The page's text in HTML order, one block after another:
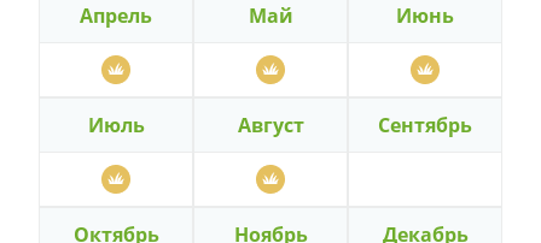
Апрель Май Июнь
Июль Август Сентябрь
Октябрь Ноябрь Декабрь